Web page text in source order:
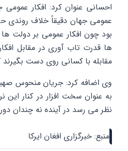
احسانی عنوان کرد: افکار
عمومی جهان دقیقاً خلاف روندی
بود چون افکار عمومی بر دولت
ها قدرت تاب آوری در مقابل
مقابله با کسانی روی دست بگیرند
وی اضافه کرد: جریان منحوس
به عنوان سخت افزار در کنار این
نظر می رسد در آینده نه چندان
منبع: خبرگزاری افغان ایرکا